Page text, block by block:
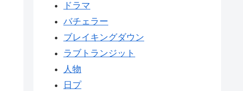
ドラマ
バチェラー
ブレイキングダウン
ラブトランジット
人物
日プ